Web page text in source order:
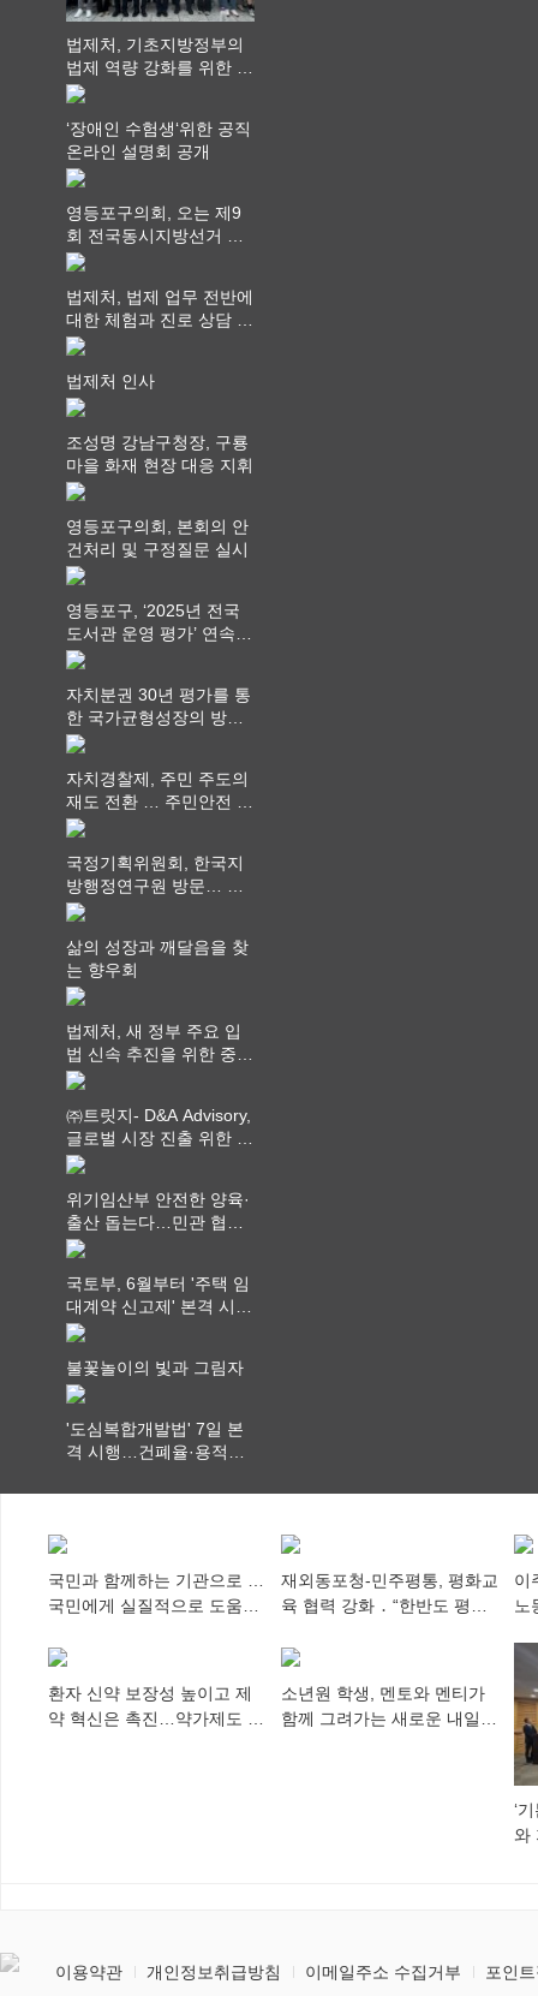
법제처, 기초지방정부의
법제 역량 강화를 위한 전
라권 현장설명회 개최
‘장애인 수험생‘위한 공직
온라인 설명회 공개
영등포구의회, 오는 제9
회 전국동시지방선거 ‧
"공직사회는 어느 때보다
를 지켜야 할 것"
법제처, 법제 업무 전반에
대한 체험과 진로 상담 기
회 제공
법제처 인사
조성명 강남구청장, 구룡
마을 화재 현장 대응 지휘
영등포구의회, 본회의 안
건처리 및 구정질문 실시
영등포구, ‘2025년 전국
도서관 운영 평가’ 연속
최고 영예 장관상에서 ‘대
자치분권 30년 평가를 통
한 국가균형성장의 방향
과 과제 논의
자치경찰제, 주민 주도의
재도 전환 … 주민안전 치
안서비스가 최우선 되어
국정기획위원회, 한국지
방행정연구원 방문… 국
가균형성장 논의
삶의 성장과 깨달음을 찾
는 향우회
법제처, 새 정부 주요 입
법 신속 추진을 위한 중앙
부처 법무담당관 회의 개
㈜트릿지- D&A Advisory,
글로벌 시장 진출 위한 전
략적 업무협약 체결
위기임산부 안전한 양육·
출산 돕는다…민관 협력
체계 구축
국토부, 6월부터 '주택 임
대계약 신고제' 본격 시
행…실거래가 투명화 기
불꽃놀이의 빛과 그림자
'도심복합개발법' 7일 본
격 시행…건폐율·용적률
국민과 함께하는 기관으로 …
국민에게 실질적으로 도움이
재외동포청-민주평통, 평화교
육 협력 강화 ․ “한반도 평화,
다”
이
노
환자 신약 보장성 높이고 제
약 혁신은 촉진…약가제도 개
소년원 학생, 멘토와 멘티가
함께 그려가는 새로운 내일
‘
와
이용약관 개인정보취급방침 이메일주소 수집거부 포인